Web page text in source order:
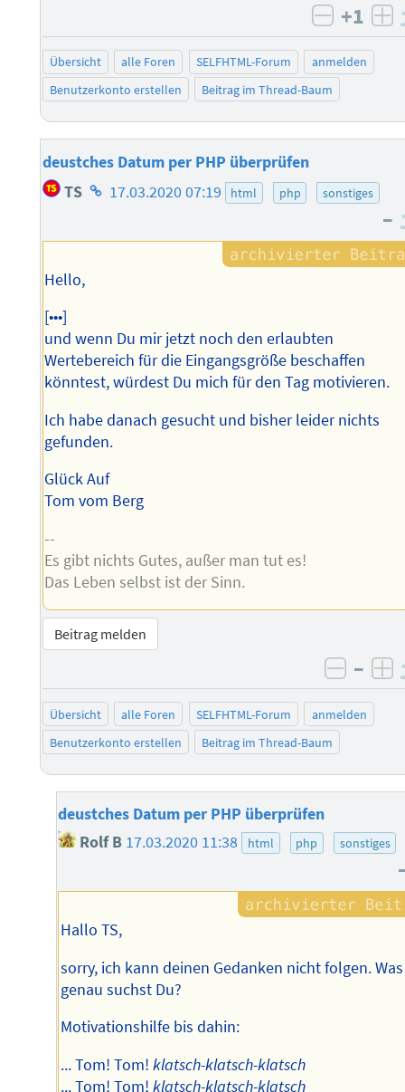
negativ
+1
Übersicht alle Foren SELFHTML-Forum
anmelden
Benutzerkonto erstellen
Beitrag im Thread-Baum
deustches Datum per PHP überprüfen
TS Homepage
Autors
17.03.2020 07:19 html php sonstiges
–
Hello,
[•••]
und wenn Du mir jetzt noch den erlaubten
Wertebereich für die Eingangsgröße beschaffen
könntest, würdest Du mich für den Tag motivieren.
Ich habe danach gesucht und bisher leider nichts
gefunden.
Glück Auf
Tom vom Berg
--
Es gibt nichts Gutes, außer man tut es!
Das Leben selbst ist der Sinn.
Beitrag melden
–
Übersicht alle Foren SELFHTML-Forum
anmelden
Benutzerkonto erstellen
Beitrag im Thread-Baum
deustches Datum per PHP überprüfen
Rolf B 17.03.2020 11:38 html php sonstiges
Hallo TS,
sorry, ich kann deinen Gedanken nicht folgen. Was
genau suchst Du?
Motivationshilfe bis dahin:
... Tom! Tom!klatsch-klatsch-klatsch
... Tom! Tom!klatsch-klatsch-klatsch